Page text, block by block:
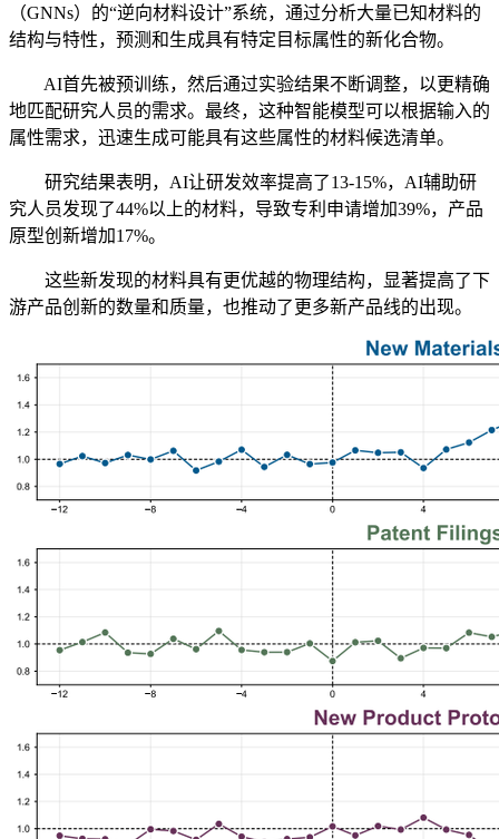
（GNNs）的“逆向材料设计”系统，通过分析大量已知材料的
结构与特性，预测和生成具有特定目标属性的新化合物。
AI首先被预训练，然后通过实验结果不断调整，以更精确
地匹配研究人员的需求。最终，这种智能模型可以根据输入的
属性需求，迅速生成可能具有这些属性的材料候选清单。
研究结果表明，AI让研发效率提高了13-15%，AI辅助研
究人员发现了44%以上的材料，导致专利申请增加39%，产品
原型创新增加17%。
这些新发现的材料具有更优越的物理结构，显著提高了下
游产品创新的数量和质量，也推动了更多新产品线的出现。